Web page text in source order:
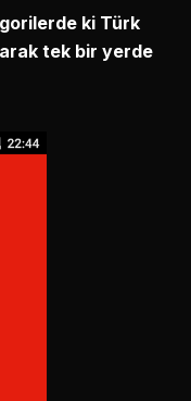
ki Türk
tek bir yerde